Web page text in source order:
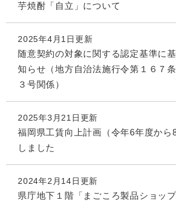
芋焼酎「自立」について
2025年4月1日更新
随意契約の対象に関する認定基準に
知らせ（地方自治法施行令第１６７
３号関係）
2025年3月21日更新
福岡県工賃向上計画（令年6年度から
しました
2024年2月14日更新
県庁地下１階「まごころ製品ショッ